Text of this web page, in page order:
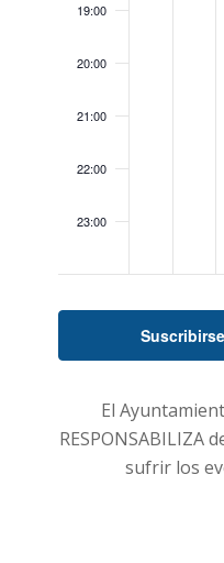
19:00
20:00
21:00
22:00
23:00
El
RESPONSABILIZA
sufrir los